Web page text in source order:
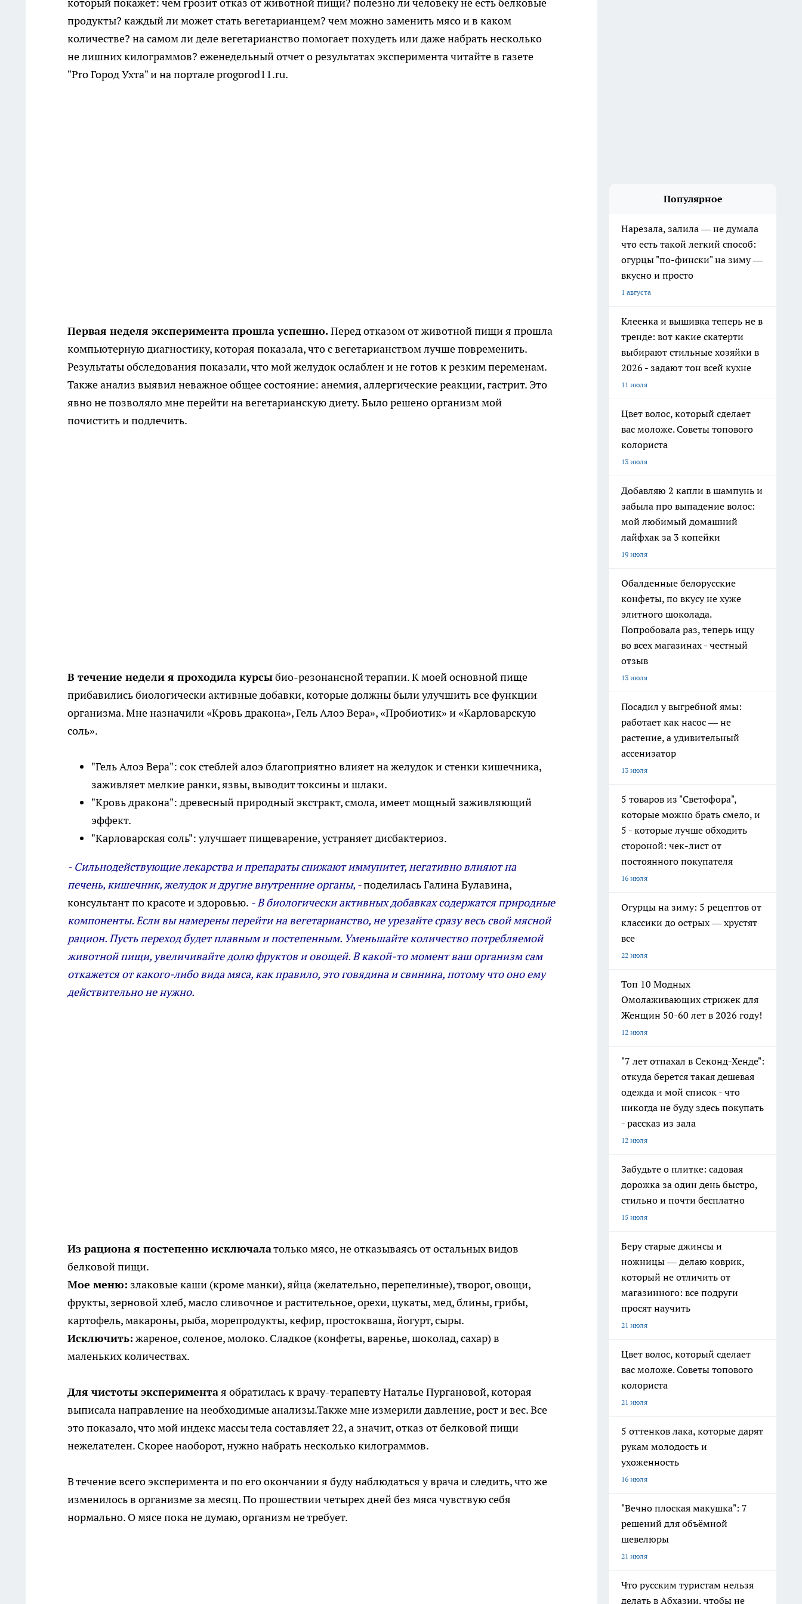
продукты? каждый ли может стать вегетарианцем? чем можно заменить мясо и в каком
количестве? на самом ли деле вегетарианство помогает похудеть или даже набрать несколько
не лишних килограммов? еженедельный отчет о результатах эксперимента читайте в газете
"Pro Город Ухта" и на портале progorod11.ru.
Первая неделя эксперимента прошла успешно.Перед отказом от животной пищи я прошла
компьютерную диагностику, которая показала, что с вегетарианством лучше повременить.
Результаты обследования показали, что мой желудок ослаблен и не готов к резким переменам.
Также анализ выявил неважное общее состояние: анемия, аллергические реакции, гастрит. Это
явно не позволяло мне перейти на вегетарианскую диету. Было решено организм мой
почистить и подлечить.
В течение недели я проходила курсыбио-резонансной терапии. К моей основной пище
прибавились биологически активные добавки, которые должны были улучшить все функции
организма. Мне назначили «Кровь дракона», Гель Алоэ Вера», «Пробиотик» и «Карловарскую
соль».
"Гель Алоэ Вера": сок стеблей алоэ благоприятно влияет на желудок и стенки кишечника,
заживляет мелкие ранки, язвы, выводит токсины и шлаки.
"Кровь дракона": древесный природный экстракт, смола, имеет мощный заживляющий
эффект.
"Карловарская соль": улучшает пищеварение, устраняет дисбактериоз.
- Сильнодействующие лекарства и препараты снижают иммунитет, негативно влияют на
печень, кишечник, желудок и другие внутренние органы, -поделилась Галина Булавина,
консультант по красоте и здоровью. - В биологически активных добавках содержатся природные
компоненты. Если вы намерены перейти на вегетарианство, не урезайте сразу весь свой мясной
рацион. Пусть переход будет плавным и постепенным. Уменьшайте количество потребляемой
животной пищи, увеличивайте долю фруктов и овощей. В какой-то момент ваш организм сам
откажется от какого-либо вида мяса, как правило, это говядина и свинина, потому что оно ему
действительно не нужно.
Из рациона я постепенно исключалатолько мясо, не отказываясь от остальных видов
белковой пищи.
Мое меню: злаковые каши (кроме манки), яйца (желательно, перепелиные), творог, овощи,
фрукты, зерновой хлеб, масло сливочное и растительное, орехи, цукаты, мед, блины, грибы,
картофель, макароны, рыба, морепродукты, кефир, простокваша, йогурт, сыры.
Исключить: жареное, соленое, молоко. Сладкое (конфеты, варенье, шоколад, сахар) в
маленьких количествах.
Для чистоты экспериментая обратилась к врачу-терапевту Наталье Пургановой, которая
выписала направление на необходимые анализы.Также мне измерили давление, рост и вес. Все
это показало, что мой индекс массы тела составляет 22, а значит, отказ от белковой пищи
нежелателен. Скорее наоборот, нужно набрать несколько килограммов.
В течение всего эксперимента и по его окончании я буду наблюдаться у врача и следить, что же
изменилось в организме за месяц. По прошествии четырех дней без мяса чувствую себя
нормально. О мясе пока не думаю, организм не требует.
Популярное
Нарезала, залила — не думала
что есть такой легкий способ:
огурцы "по-фински" на зиму —
вкусно и просто
1 августа
Клеенка и вышивка теперь не в
тренде: вот какие скатерти
выбирают стильные хозяйки в
2026 - задают тон всей кухне
11 июля
Цвет волос, который сделает
вас моложе. Советы топового
колориста
13 июля
Добавляю 2 капли в шампунь и
забыла про выпадение волос:
мой любимый домашний
лайфхак за 3 копейки
19 июля
Обалденные белорусские
конфеты, по вкусу не хуже
элитного шоколада.
Попробовала раз, теперь ищу
во всех магазинах - честный
отзыв
13 июля
Посадил у выгребной ямы:
работает как насос — не
растение, а удивительный
ассенизатор
13 июля
5 товаров из "Светофора",
которые можно брать смело, и
5 - которые лучше обходить
стороной: чек-лист от
постоянного покупателя
16 июля
Огурцы на зиму: 5 рецептов от
классики до острых — хрустят
все
22 июля
Топ 10 Модных
Омолаживающих стрижек для
Женщин 50-60 лет в 2026 году!
12 июля
"7 лет отпахал в Секонд-Хенде":
откуда берется такая дешевая
одежда и мой список - что
никогда не буду здесь покупать
- рассказ из зала
12 июля
Забудьте о плитке: садовая
дорожка за один день быстро,
стильно и почти бесплатно
15 июля
Беру старые джинсы и
ножницы — делаю коврик,
который не отличить от
магазинного: все подруги
просят научить
21 июля
Цвет волос, который сделает
вас моложе. Советы топового
колориста
21 июля
5 оттенков лака, которые дарят
рукам молодость и
ухоженность
16 июля
"Вечно плоская макушка": 7
решений для объёмной
шевелюры
21 июля
Что русским туристам нельзя
делать в Абхазии, чтобы не